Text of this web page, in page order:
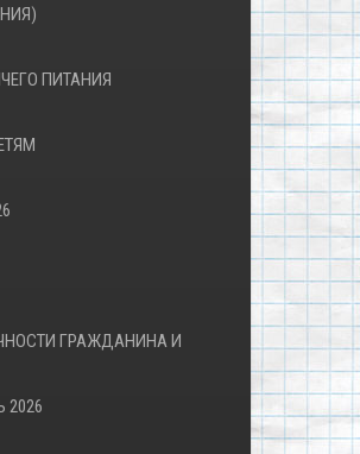
ПИТАНИЯ
ГРАЖДАНИНА И